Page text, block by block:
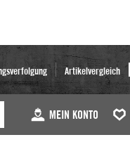
Artikelvergleich
MEIN KONTO